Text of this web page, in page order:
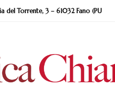
del Torrente, 3 – 61032 Fano (PU